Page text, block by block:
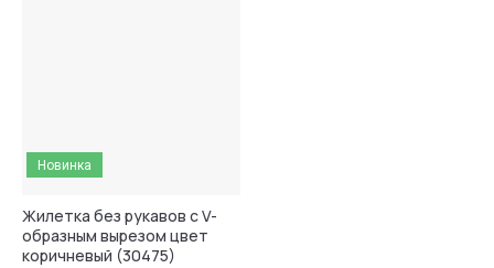
Новинка
Жилетка без рукавов с V-
образным вырезом цвет
коричневый (30475)